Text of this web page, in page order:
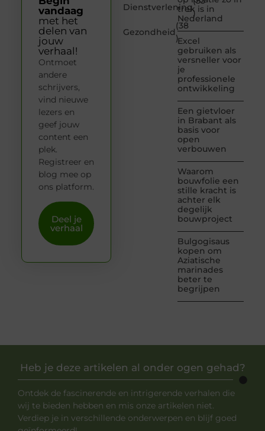
Dienstverlening
)
Gezondheid
(38
)
trek is in
Nederland
Excel
gebruiken als
versneller voor
je
professionele
ontwikkeling
Een gietvloer
in Brabant als
basis voor
open
verbouwen
Waarom
bouwfolie een
stille kracht is
achter elk
degelijk
bouwproject
Bulgogisaus
kopen om
Aziatische
marinades
beter te
begrijpen
vandaag
met het
delen van
jouw
verhaal!
Ontmoet
andere
schrijvers,
vind nieuwe
lezers en
geef jouw
content een
plek.
Registreer en
blog mee op
ons platform.
Deel je
verhaal
Heb je deze artikelen al onder ogen gehad?
Ontdek de fascinerende en intrigerende verhalen die
wij te bieden hebben en mis onze artikelen niet.
Verdiep je in verschillende onderwerpen en blijf goed